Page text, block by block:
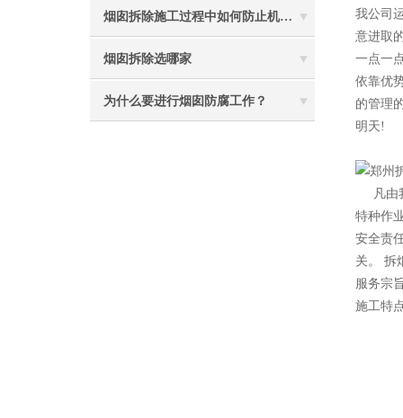
烟囱拆除施工过程中如何防止机械伤害
烟囱拆除选哪家
为什么要进行烟囱防腐工作？
我公司
意进取
一点一
依靠优
的管理
明天!
凡由
特种作
安全责
关。 拆
服务宗
施工特